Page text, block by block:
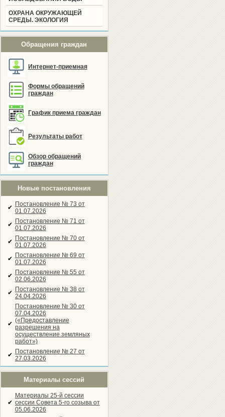
ОХРАНА ОКРУЖАЮЩЕЙ
СРЕДЫ. ЭКОЛОГИЯ
Обращения граждан
Интернет-приемная
Формы обращений
граждан
График приема граждан
Результаты работ
Обзор обращений
граждан
Новые постановления
✔ Постановление № 73 от
01.07.2026
✔ Постановление № 71 от
01.07.2026
✔ Постановление № 70 от
01.07.2026
✔ Постановление № 69 от
01.07.2026
✔ Постановление № 55 от
02.06.2026
✔ Постановление № 38 от
24.04.2026
✔
Постановление № 30 от
07.04.2026
(«Предоставление
разрешения на
осуществление земляных
работ»)
✔ Постановление № 27 от
27.03.2026
Материалы сессий
✔
Материалы 25-й сессии
сессии Совета 5-го созыва от
05.06.2026